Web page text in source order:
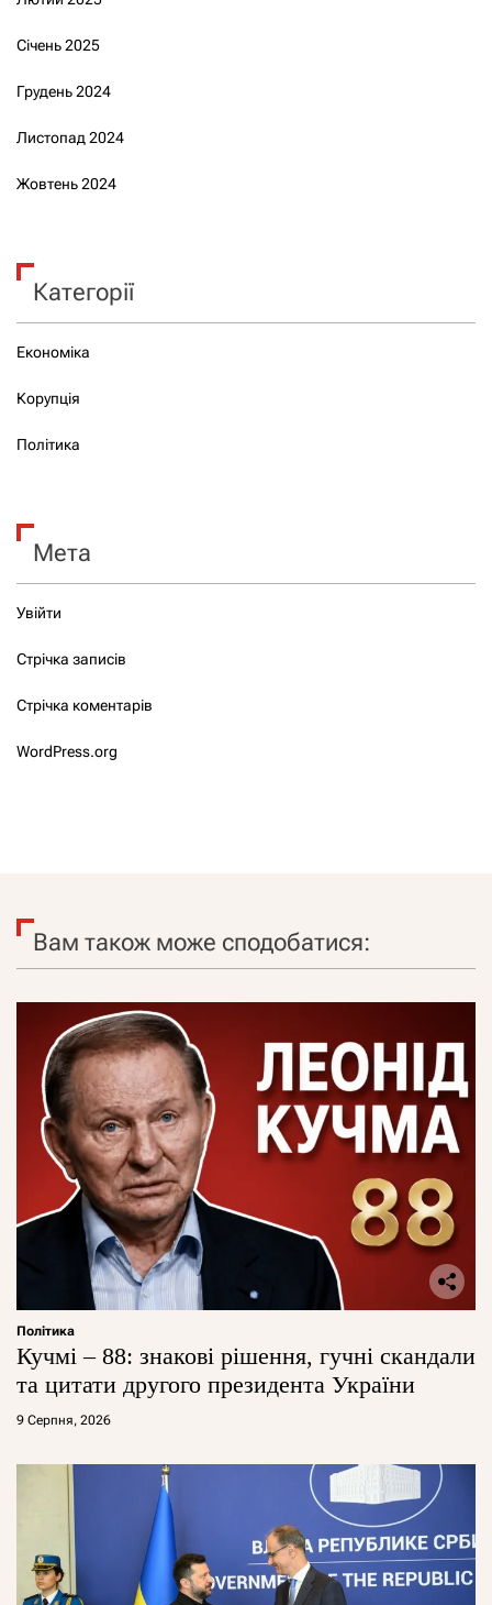
Січень 2025
Грудень 2024
Листопад 2024
Жовтень 2024
Категорії
Економіка
Корупція
Політика
Мета
Увійти
Стрічка записів
Стрічка коментарів
WordPress.org
Вам також може сподобатися:
Політика
Кучмі – 88: знакові рішення, гучні скандали
та цитати другого президента України
9 Серпня, 2026